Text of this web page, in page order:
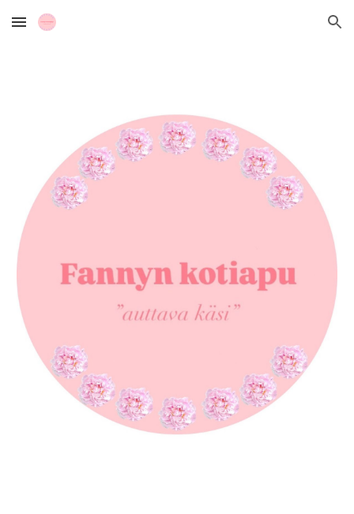
Skip to main content Skip to navigation